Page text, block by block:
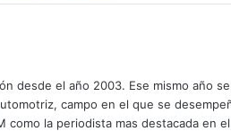
desde el año 2003. Ese mismo año
campo en el que se
como la periodista mas destacada en